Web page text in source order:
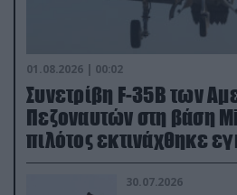
01.08.2026 | 00:02
Συνετρίβη F-35B των
Πεζοναυτών στη βάση
πιλότος εκτινάχθηκε
30.07.2026